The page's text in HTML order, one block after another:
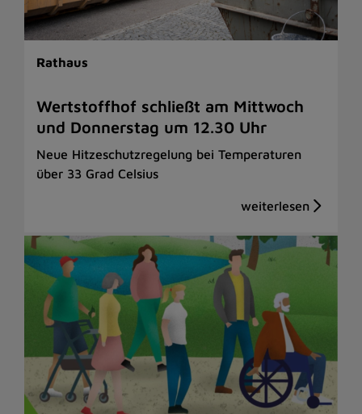
Rathaus
Wertstoffhof schließt am Mittwoch
und Donnerstag um 12.30 Uhr
Neue Hitzeschutzregelung bei Temperaturen
über 33 Grad Celsius